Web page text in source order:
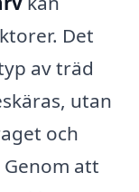
Det
av träd
utan
och
att